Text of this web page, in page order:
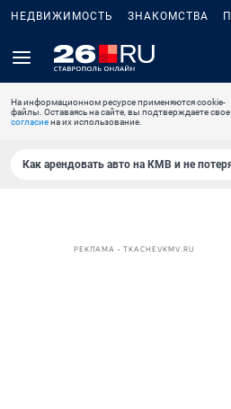
НЕДВИЖИМОСТЬ ЗНАКОМСТВА
На информационном ресурсе применяются cookie-
файлы. Оставаясь на сайте, вы подтверждаете свое
согласиена их использование.
Как арендовать авто на КМВ и не
РЕКЛАМА • TKACHEVKMV.RU